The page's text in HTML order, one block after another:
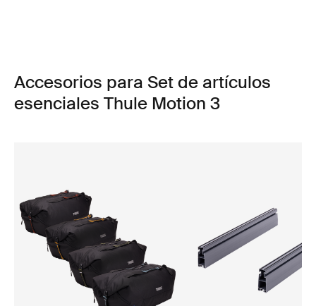
Accesorios para Set de artículos
esenciales Thule Motion 3